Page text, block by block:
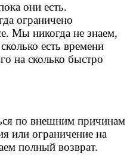
они есть.
ограничено
Мы никогда не знаем,
есть времени
на сколько быстро
по внешним причинам
или ограничение на
полный возврат.